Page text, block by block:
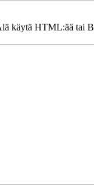
käytä HTML:ää tai